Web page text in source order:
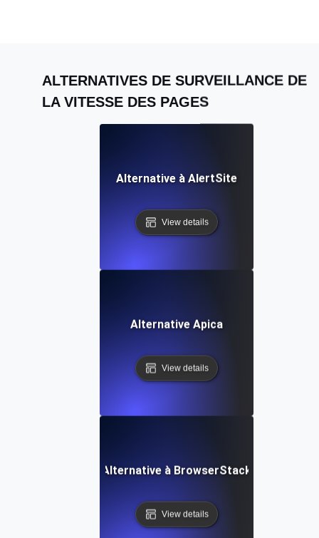
ALTERNATIVES DE SURVEILLANCE DE
LA VITESSE DES PAGES
Alternative à AlertSite
View details
Alternative Apica
View details
Alternative à BrowserStack
View details